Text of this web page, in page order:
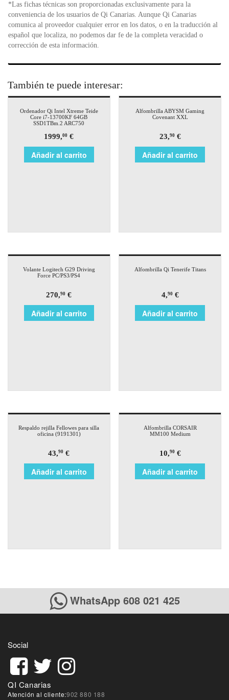
*Las fichas técnicas son proporcionadas exclusivamente para la
conveniencia de los usuarios de Qi Canarias. Aunque Qi Canarias
comunica al proveedor cualquier error en los datos, o en la traducción al
español que localiza, no podemos dar fe de la completa veracidad o
corrección de esta información.
También te puede interesar:
Ordenador Qi Intel Xtreme Teide
Core i7-13700KF 64GB
SSD1TBm.2 ARC750
1999,00 €
Añadir al carrito
Alfombrilla ABYSM Gaming
Covenant XXL
23,90€
Añadir al carrito
Volante Logitech G29 Driving
Force PC/PS3/PS4
270,90 €
Añadir al carrito
Alfombrilla Qi Tenerife Titans
4,90€
Añadir al carrito
Respaldo rejilla Fellowes para silla
oficina (9191301)
43,90 €
Añadir al carrito
Alfombrilla CORSAIR
MM100 Medium
10,90€
Añadir al carrito
WhatsApp 608 021 425
Social
QI Canarias
Atención al cliente:902 880 188